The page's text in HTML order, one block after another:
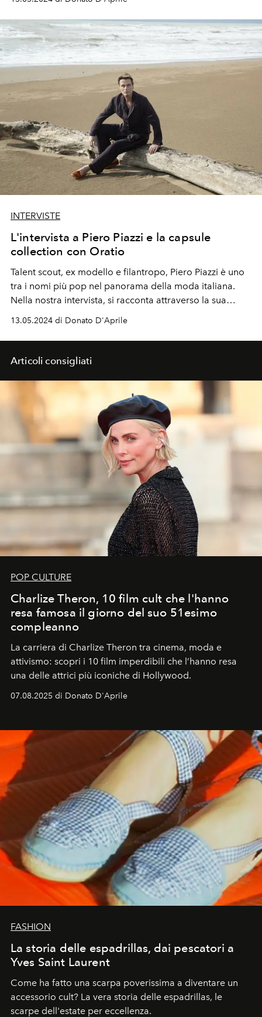
INTERVISTE
L'intervista a Piero Piazzi e la capsule
collection con Oratio
Talent scout, ex modello e filantropo, Piero Piazzi è uno
tra i nomi più pop nel panorama della moda italiana.
Nella nostra intervista, si racconta attraverso la sua
italiano Oratio nella creazione di un'inedita capsule
collection.
13.05.2024 di Donato D'Aprile
Articoli consigliati
POP CULTURE
Charlize Theron, 10 film cult che l'hanno
resa famosa il giorno del suo 51esimo
compleanno
La carriera di Charlize Theron tra cinema, moda e
attivismo: scopri i 10 film imperdibili che l’hanno resa
una delle attrici più iconiche di Hollywood.
07.08.2025 di Donato D'Aprile
FASHION
La storia delle espadrillas, dai pescatori a
Yves Saint Laurent
Come ha fatto una scarpa poverissima a diventare un
accessorio cult? La vera storia delle espadrillas, le
scarpe dell'estate per eccellenza.